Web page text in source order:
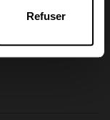
Refuser
d'attente